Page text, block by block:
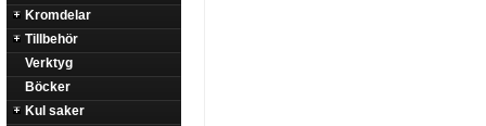
Kromdelar
Tillbehör
Verktyg
Böcker
Kul saker